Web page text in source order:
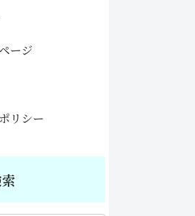
ージ
リシー